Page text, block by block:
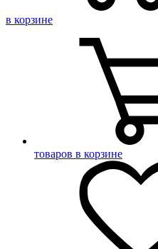
в корзине
товаров в корзине